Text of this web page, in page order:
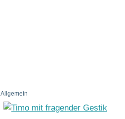
Allgemein